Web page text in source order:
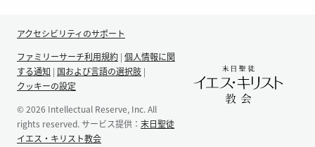
アクセシビリティのサポート
ファミリーサーチ利用規約 | 個人情報に関
する通知 | 国および言語の選択肢 |
クッキーの設定
© 2026 Intellectual Reserve, Inc. All
rights reserved. サービス提供： 末日聖徒
イエス・キリスト教会